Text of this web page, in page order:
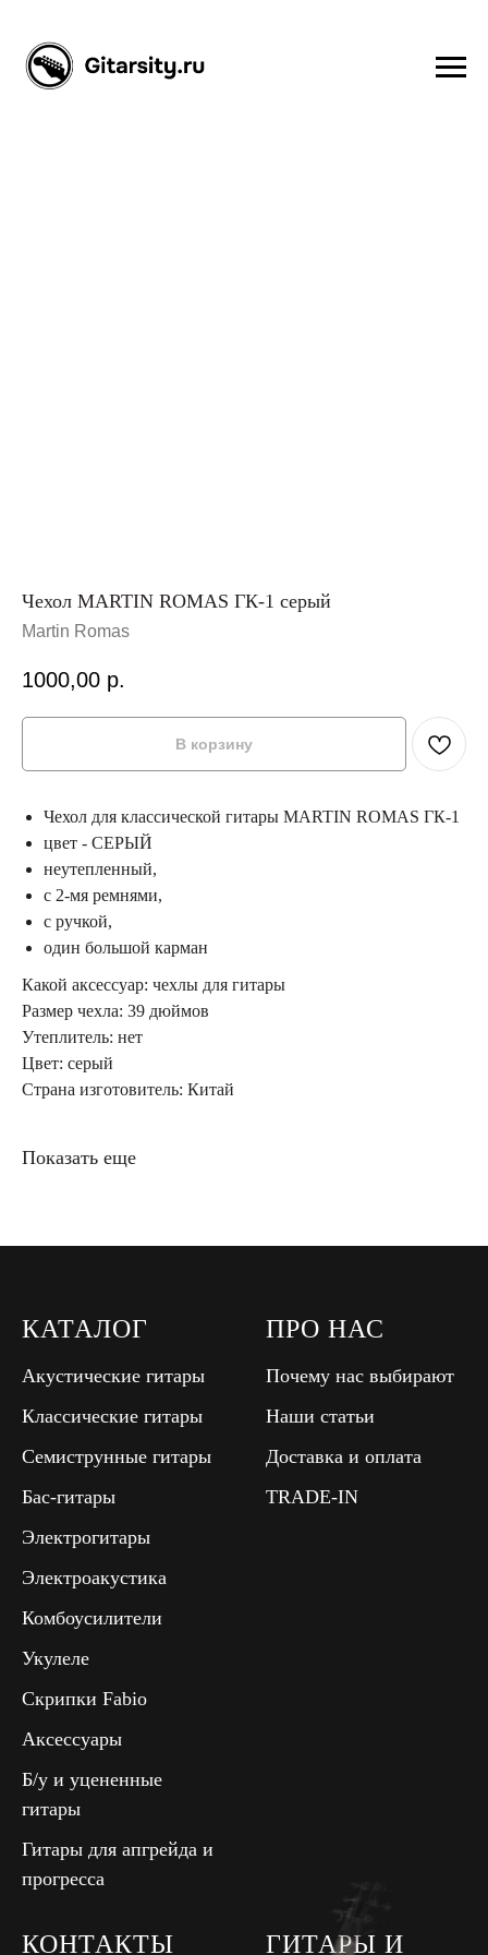
Чехол MARTIN ROMAS ГК-1 серый
Martin Romas
1000,00 р.
В корзину
Чехол для классической гитары MARTIN ROMAS ГК-1
цвет - СЕРЫЙ
неутепленный,
с 2-мя ремнями,
с ручкой,
один большой карман
Какой аксессуар: чехлы для гитары
Размер чехла: 39 дюймов
Утеплитель: нет
Цвет: серый
Страна изготовитель: Китай
Показать еще
КАТАЛОГ
Акустические гитары
Классические гитары
Семиструнные гитары
Бас-гитары
Электрогитары
Электроакустика
Комбоусилители
Укулеле
Скрипки Fabio
Аксессуары
Б/у и уцененные
гитары
Гитары для апгрейда и
прогресса
ПРО НАС
Почему нас выбирают
Наши статьи
Доставка и оплата
TRADE-IN
КОНТАКТЫ ГИТАРЫ И